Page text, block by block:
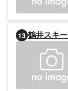
13 鶴井スキ